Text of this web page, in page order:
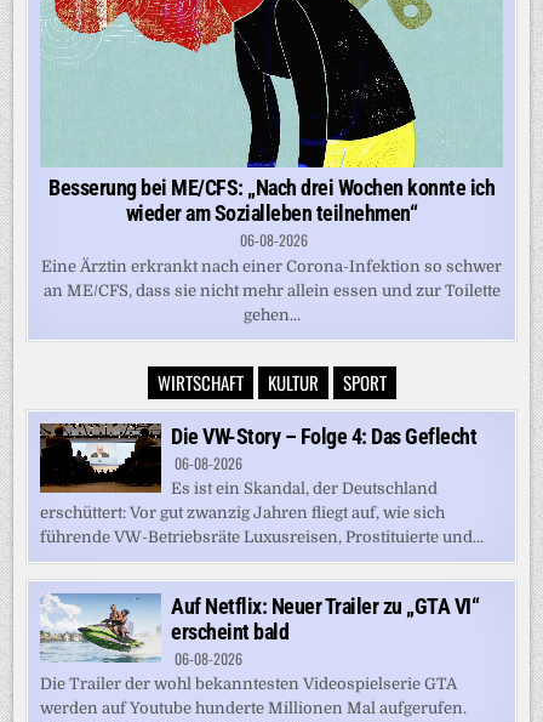
Besserung bei ME/CFS: „Nach drei Wochen konnte ich
wieder am Sozialleben teilnehmen“
06-08-2026
Eine Ärztin erkrankt nach einer Corona-Infektion so schwer
an ME/CFS, dass sie nicht mehr allein essen und zur Toilette
gehen...
WIRTSCHAFT KULTUR SPORT
Die VW-Story – Folge 4: Das Geflecht
06-08-2026
Es ist ein Skandal, der Deutschland
erschüttert: Vor gut zwanzig Jahren fliegt auf, wie sich
führende VW-Betriebsräte Luxusreisen, Prostituierte und...
Auf Netflix: Neuer Trailer zu „GTA VI“
erscheint bald
06-08-2026
Die Trailer der wohl bekanntesten Videospielserie GTA
werden auf Youtube hunderte Millionen Mal aufgerufen.